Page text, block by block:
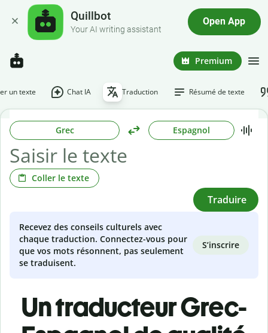
Quillbot
Your AI writing assistant
Open App
Premium
un texte Chat IA Traduction Résumé de texte
Grec Espagnol
Coller le texte
Traduire
Recevez des conseils culturels avec
chaque traduction. Connectez-vous pour
que vos mots résonnent, pas seulement
se traduisent.
S’inscrire
Un traducteur Grec-